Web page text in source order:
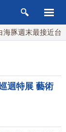
豚週末最接近台灣
迴特展 藝術